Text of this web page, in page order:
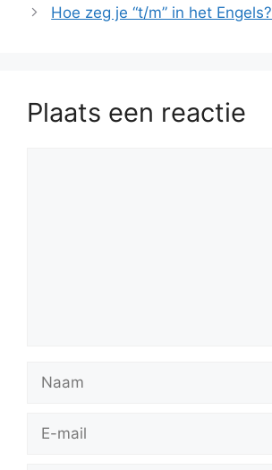
Hoe zeg je “t/m” in het Engels?
Plaats een reactie
mail